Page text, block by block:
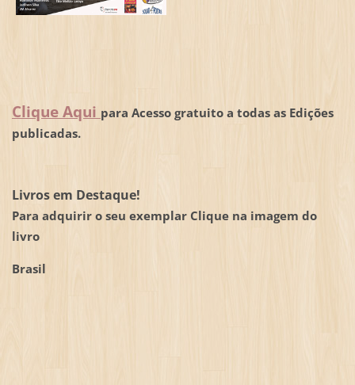
Clique Aqui para Acesso gratuito a todas as Edições
publicadas.
Livros em Destaque!
Para adquirir o seu exemplar Clique na imagem do
livro
Brasil